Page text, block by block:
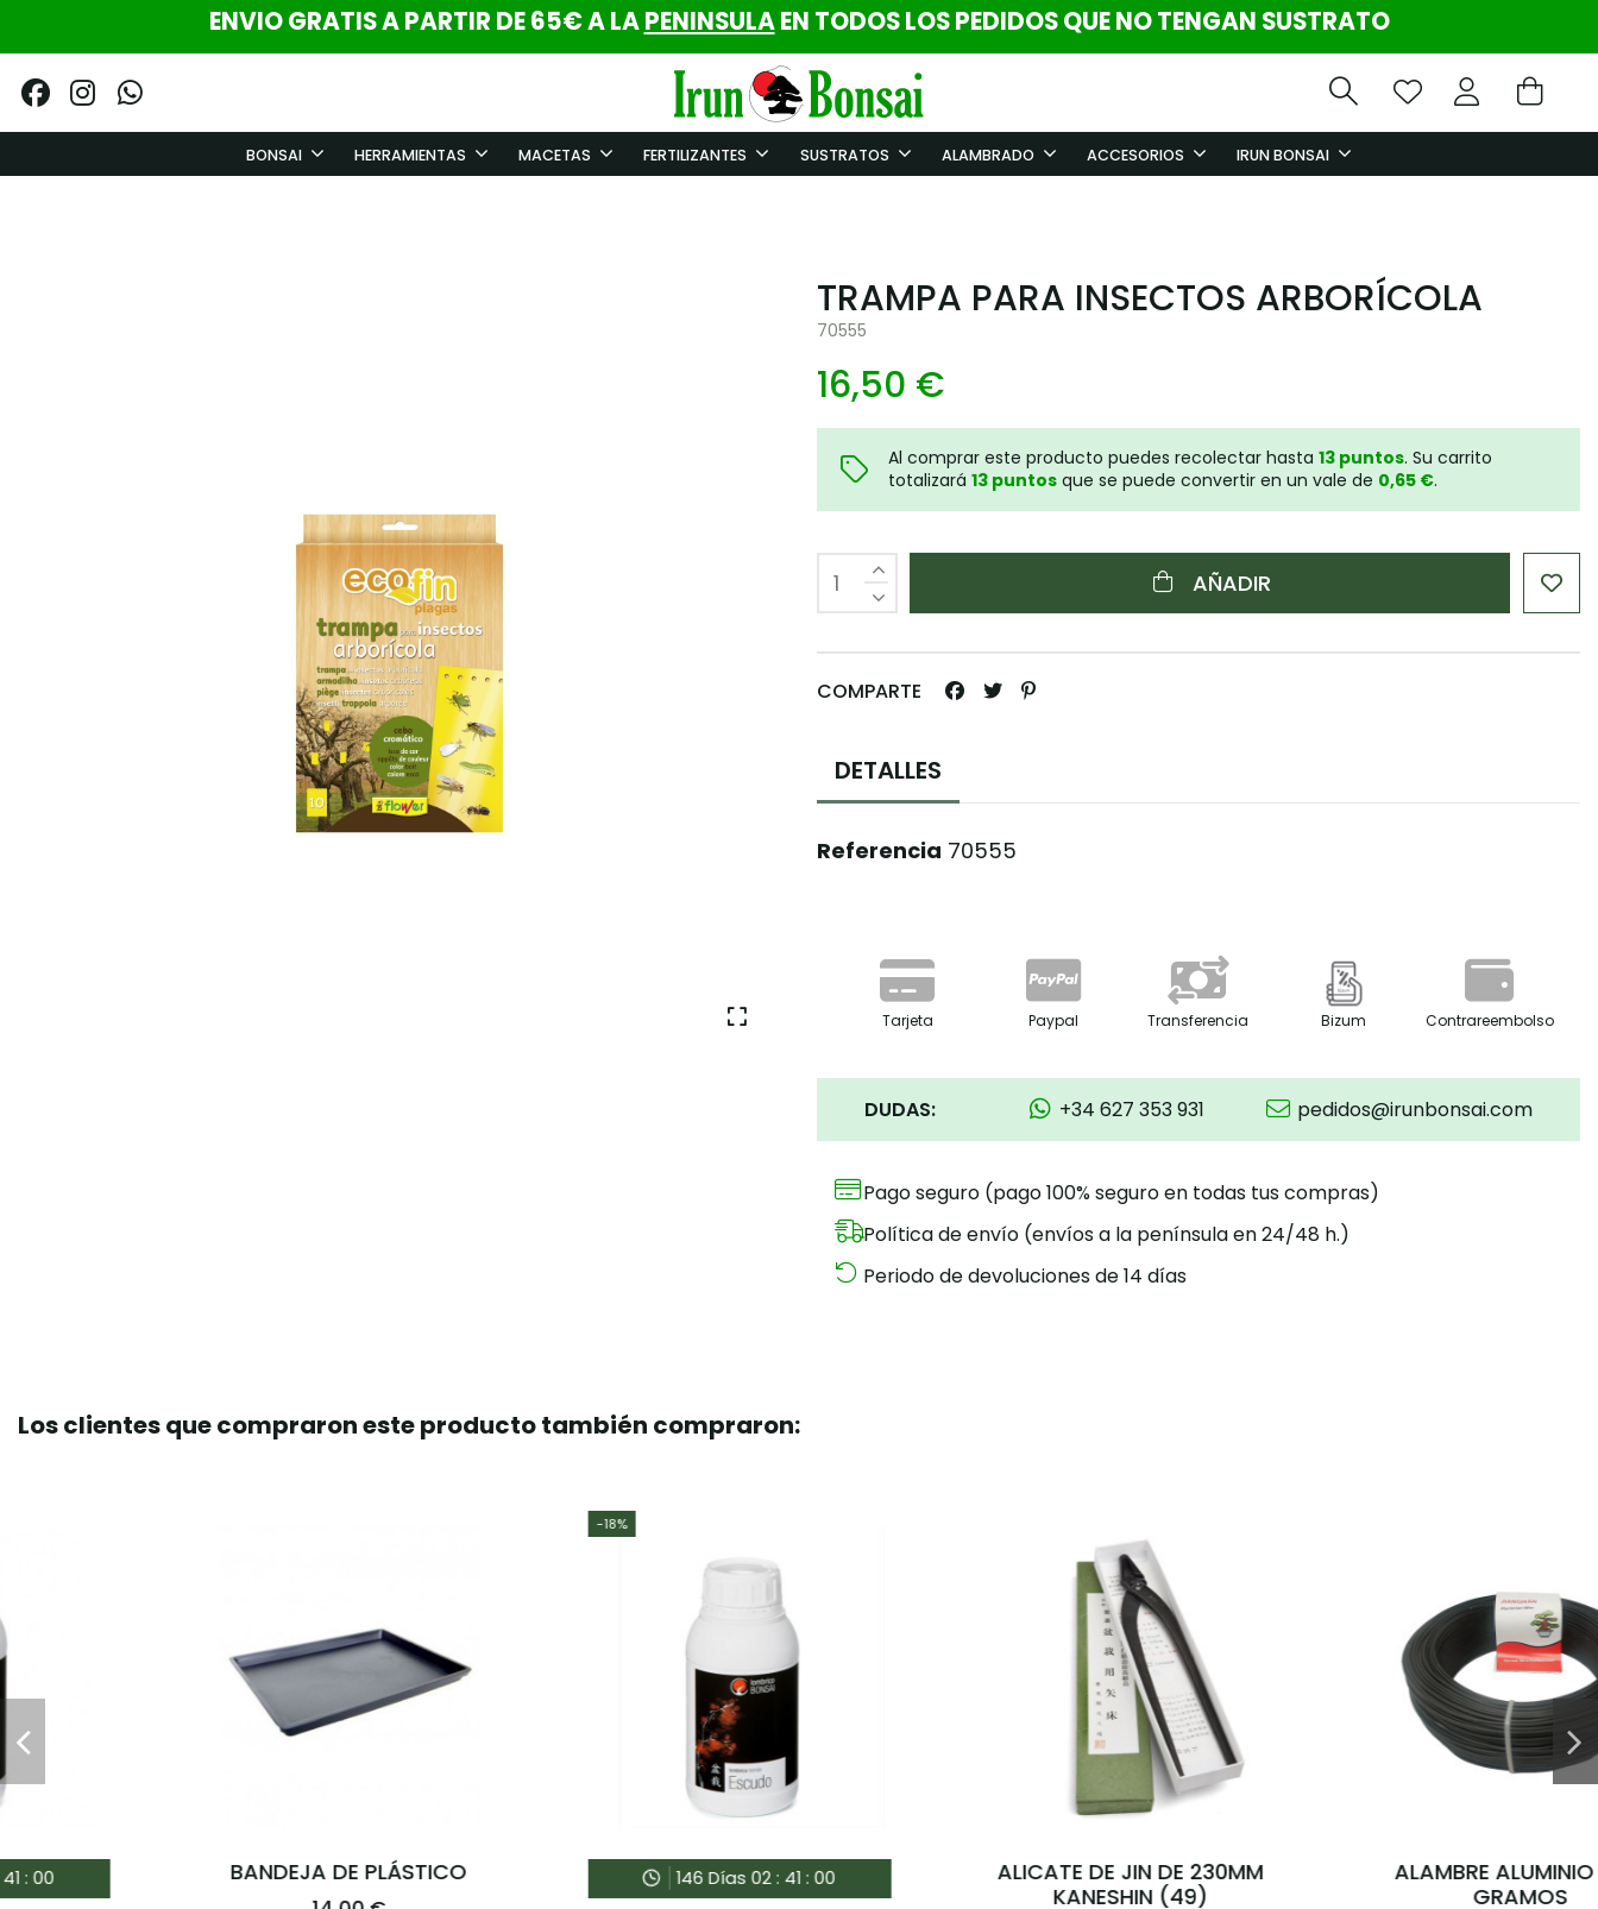
ENVIO GRATIS A PARTIR DE 65€ A LAPENINSULAEN TODOS LOS PEDIDOS QUE NO TENGAN SUSTRATO
BONSAI HERRAMIENTAS MACETAS FERTILIZANTES SUSTRATOS ALAMBRADO ACCESORIOS IRUN BONSAI
TRAMPA PARA INSECTOS ARBORÍCOLA
70555
16,50 €
Al comprar este producto puedes recolectar hasta 13 puntos. Su carrito
totalizará 13 puntos que se puede convertir en un vale de 0,65 €.
AÑADIR
COMPARTE
DETALLES
Referencia 70555
Tarjeta Paypal Transferencia Bizum Contrareembolso
DUDAS: +34 627 353 931 pedidos@irunbonsai.com
Pago seguro (pago 100% seguro en todas tus compras)
Política de envío (envíos a la península en 24/48 h.)
Periodo de devoluciones de 14 días
Los clientes que compraron este producto también compraron:
ALAMBRE ALUMINIO 1000
BIOGOLD VITAL 2000 ml MICOPLUS RAFIA 50 GRAMOS